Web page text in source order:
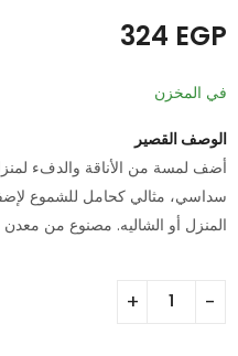
324 EGP
في المخزن
الوصف القصير
أضف لمسة من الأناقة والدفء
سداسي، مثالي كحامل للشموع
المنزل أو الشاليه. مصنوع من